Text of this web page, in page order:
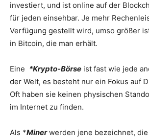
investiert, und ist online auf der
für jeden einsehbar. Je mehr
Verfügung gestellt wird, umso größer
in Bitcoin, die man erhält.
Eine *Krypto-Börse ist fast wie jede
der Welt, es besteht nur ein Fokus auf
Oft haben sie keinen physischen
im Internet zu finden.
Als *Minerwerden jene bezeichnet, die